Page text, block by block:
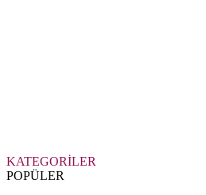
KATEGORİLER
POPÜLER